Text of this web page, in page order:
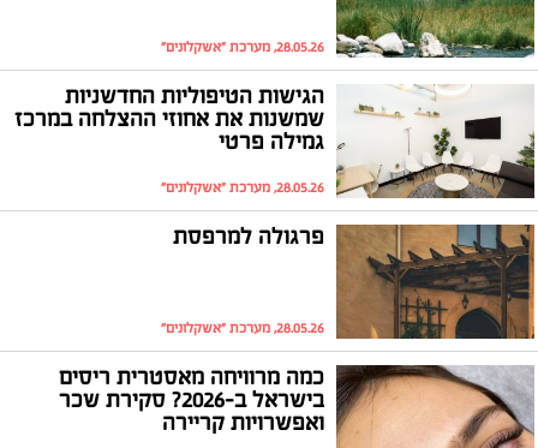
28.05.26, מערכת "אשקלונים"
הגישות הטיפוליות החדשניות
שמשנות את אחוזי ההצלחה במרכז
גמילה פרטי
28.05.26, מערכת "אשקלונים"
פרגולה למרפסת
28.05.26, מערכת "אשקלונים"
כמה מרוויחה מאסטרית ריסים
בישראל ב-2026? סקירת שכר
ואפשרויות קריירה